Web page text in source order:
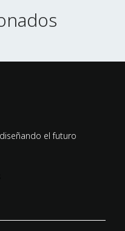
el futuro